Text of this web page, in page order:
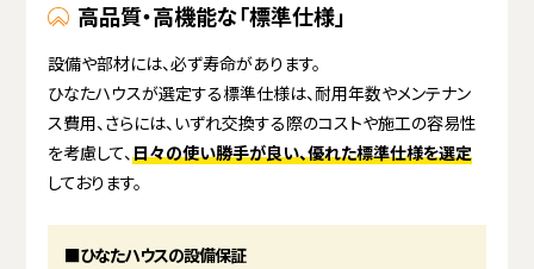
高品質・高機能な「標準仕様」
設備や部材には、必ず寿命があります。
ひなたハウスが選定する標準仕様は、耐用年数やメンテナン
ス費用、さらには、いずれ交換する際のコストや施工の容易性
を考慮して、日々の使い勝手が良い、優れた標準仕様を選定
しております。
■ひなたハウスの設備保証